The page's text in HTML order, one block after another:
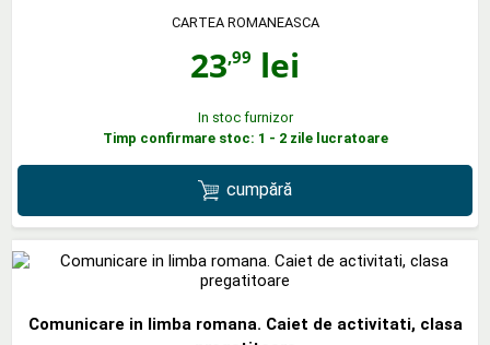
CARTEA ROMANEASCA
23,99 lei
In stoc furnizor
Timp confirmare stoc: 1 - 2 zile lucratoare
cumpără
Comunicare in limba romana. Caiet de activitati, clasa